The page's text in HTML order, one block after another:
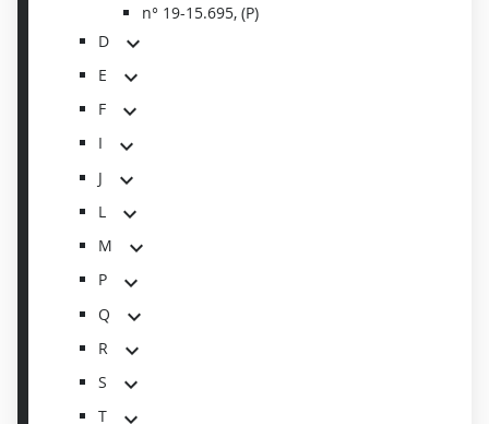
n° 19-15.695, (P)
D
E
F
I
J
L
M
P
Q
R
S
T